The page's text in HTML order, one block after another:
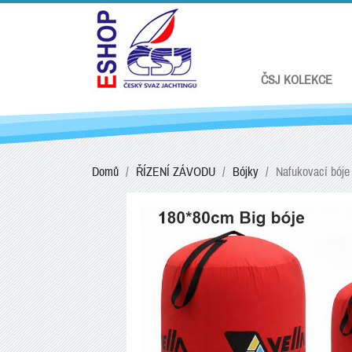
ČSJ KOLEKCE
Domů ŘÍZENÍ ZÁVODU Bójky Nafukovací